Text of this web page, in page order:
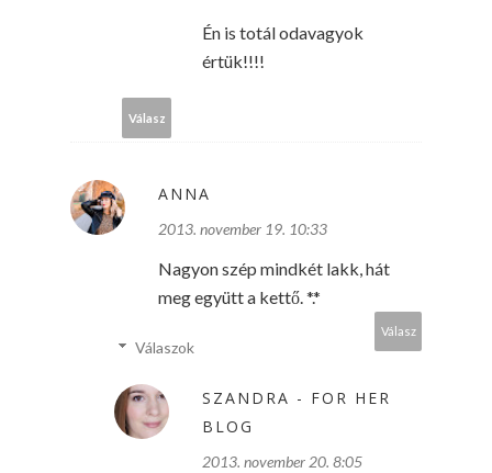
Én is totál odavagyok
értük!!!!
Válasz
ANNA
2013. november 19. 10:33
Nagyon szép mindkét lakk, hát
meg együtt a kettő. *.*
Válasz
Válaszok
SZANDRA - FOR HER
BLOG
2013. november 20. 8:05